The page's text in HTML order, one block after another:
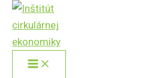
Preskočiť
obsah
Main
Menu